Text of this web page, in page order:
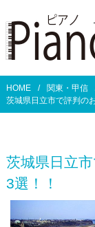
HOME 関東・甲信
茨城県日立市で評判の
茨城県日立
3選！！